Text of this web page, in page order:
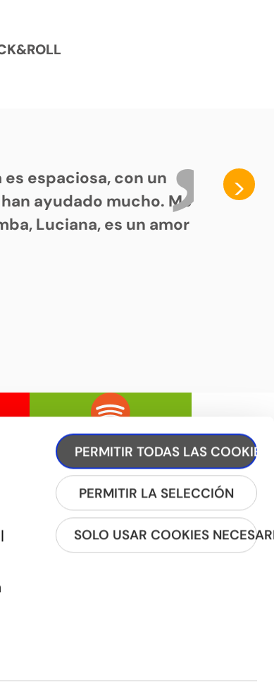
PERMITIR TODAS LAS COOKIES
PERMITIR LA SELECCIÓN
SOLO USAR COOKIES
espaciosa, con un
ayudado mucho. Me
Luciana, es un amor
>
REGÍSTRATE A LA NEWSLETTER